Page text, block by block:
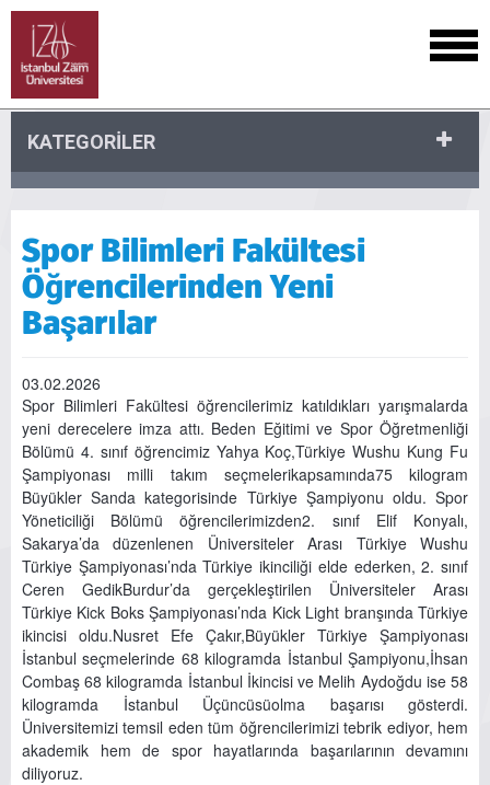
KATEGORİLER
Spor Bilimleri Fakültesi
Öğrencilerinden Yeni
Başarılar
03.02.2026
Spor Bilimleri Fakültesi öğrencilerimiz katıldıkları yarışmalarda
yeni derecelere imza attı. Beden Eğitimi ve Spor Öğretmenliği
Bölümü 4. sınıf öğrencimiz Yahya Koç,Türkiye Wushu Kung Fu
Şampiyonası milli takım seçmelerikapsamında75 kilogram
Büyükler Sanda kategorisinde Türkiye Şampiyonu oldu. Spor
Yöneticiliği Bölümü öğrencilerimizden2. sınıf Elif Konyalı,
Sakarya’da düzenlenen Üniversiteler Arası Türkiye Wushu
Türkiye Şampiyonası’nda Türkiye ikinciliği elde ederken, 2. sınıf
Ceren GedikBurdur’da gerçekleştirilen Üniversiteler Arası
Türkiye Kick Boks Şampiyonası’nda Kick Light branşında Türkiye
ikincisi oldu.Nusret Efe Çakır,Büyükler Türkiye Şampiyonası
İstanbul seçmelerinde 68 kilogramda İstanbul Şampiyonu,İhsan
Combaş 68 kilogramda İstanbul İkincisi ve Melih Aydoğdu ise 58
kilogramda İstanbul Üçüncüsüolma başarısı gösterdi.
Üniversitemizi temsil eden tüm öğrencilerimizi tebrik ediyor, hem
akademik hem de spor hayatlarında başarılarının devamını
diliyoruz.